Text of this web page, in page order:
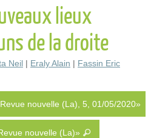
lieux
de la droite
Neil | Eraly Alain | Fassin Eric
nouvelle (La), 5, 01/05/2020»
nouvelle (La)»